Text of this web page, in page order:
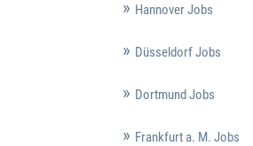
Hannover Jobs
Düsseldorf Jobs
Dortmund Jobs
Frankfurt a. M. Jobs